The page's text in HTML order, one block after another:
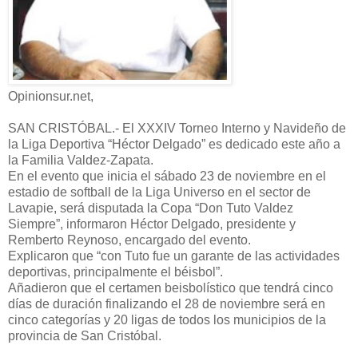
Opinionsur.net,
SAN CRISTÓBAL.- El XXXIV Torneo Interno y Navideño de
la Liga Deportiva “Héctor Delgado” es dedicado este año a
la Familia Valdez-Zapata.
En el evento que inicia el sábado 23 de noviembre en el
estadio de softball de la Liga Universo en el sector de
Lavapie, será disputada la Copa “Don Tuto Valdez
Siempre”, informaron Héctor Delgado, presidente y
Remberto Reynoso, encargado del evento.
Explicaron que “con Tuto fue un garante de las actividades
deportivas, principalmente el béisbol”.
Añadieron que el certamen beisbolístico que tendrá cinco
días de duración finalizando el 28 de noviembre será en
cinco categorías y 20 ligas de todos los municipios de la
provincia de San Cristóbal.